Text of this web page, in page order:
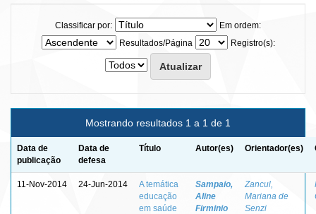
Classificar por:
Em ordem:
Resultados/Página
Registro(s):
Mostrando resultados 1 a 1 de 1
Data de
publicação
Data de
defesa
Título Autor(es) Orientador(es)
11-Nov-2014 24-Jun-2014
A temática
educação
em saúde
Sampaio,
Aline
Firminio
Zancul,
Mariana de
Senzi